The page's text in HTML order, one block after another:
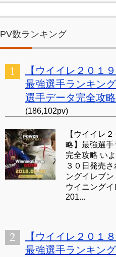
PV数ランキング
【ウイイレ２０１９
最強選手ランキン
選手データ完全攻略
(186,102pv)
【ウイイレ
略】最強選
完全攻略 い
３０日発売
ングイレブン
ウイニングイ
201...
【ウイイレ２０１８
最強選手ランキン